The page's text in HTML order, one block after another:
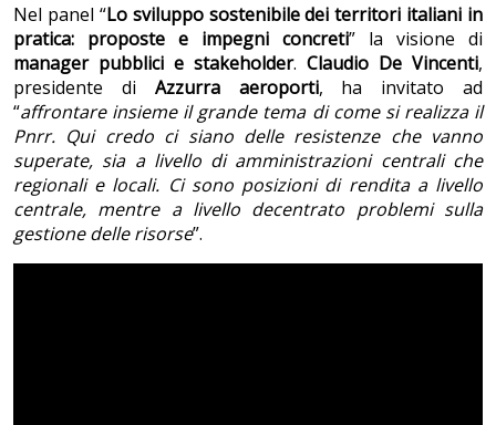
Nel panel “Lo sviluppo sostenibile dei territori italiani in
pratica: proposte e impegni concreti” la visione di
manager pubblici e stakeholder. Claudio De Vincenti,
presidente di Azzurra aeroporti, ha invitato ad
“affrontare insieme il grande tema di come si realizza il
Pnrr. Qui credo ci siano delle resistenze che vanno
superate, sia a livello di amministrazioni centrali che
regionali e locali. Ci sono posizioni di rendita a livello
centrale, mentre a livello decentrato problemi sulla
gestione delle risorse”.